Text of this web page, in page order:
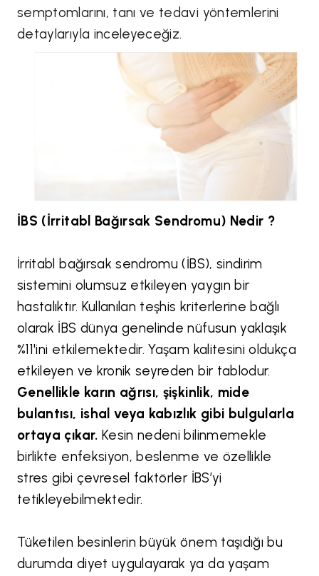
semptomlarını, tanı ve tedavi yöntemlerini
detaylarıyla inceleyeceğiz.
İBS (İrritabl Bağırsak Sendromu) Nedir ?
İrritabl bağırsak sendromu (İBS), sindirim
sistemini olumsuz etkileyen yaygın bir
hastalıktır. Kullanılan teşhis kriterlerine bağlı
olarak İBS dünya genelinde nüfusun yaklaşık
%11'ini etkilemektedir. Yaşam kalitesini oldukça
etkileyen ve kronik seyreden bir tablodur.
Genellikle karın ağrısı, şişkinlik, mide
bulantısı, ishal veya kabızlık gibi bulgularla
ortaya çıkar. Kesin nedeni bilinmemekle
birlikte enfeksiyon, beslenme ve özellikle
stres gibi çevresel faktörler İBS’yi
tetikleyebilmektedir.
Tüketilen besinlerin büyük önem taşıdığı bu
durumda diyet uygulayarak ya da yaşam